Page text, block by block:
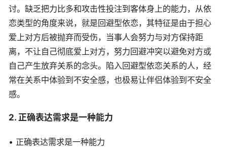
讨。缺乏把力比多和攻击性投注到客体身上的能力，从依
恋类型的角度来说，就是回避型依恋，其特征是由于担心
爱上对方后被抛弃而受伤，当事人会努力与对方保持距
离，不让自己彻底爱上对方，努力回避冲突以避免对方或
自己产生放弃关系的念头。陷入回避型依恋关系的人，经
常在关系中体验到不安全感，也极易让伴侣体验到不安全
感。
2. 正确表达需求是一种能力
• 正确表达需求是一种能力